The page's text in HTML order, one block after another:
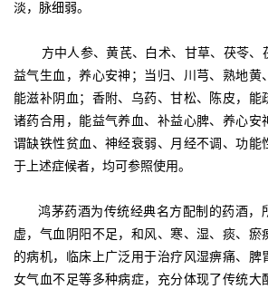
淡，脉细弱。
方中人参、黄芪、白术、甘草、茯苓、
益气生血，养心安神；当归、川芎、熟地黄
能滋补阴血；香附、乌药、甘松、陈皮，能
诸药合用，能益气养血、补益心脾、养心安
谓缺铁性贫血、神经衰弱、月经不调、功能
于上述症候者，均可参照使用。
鸿茅药酒为传统经典名方配制的药酒，
虚，气血阴阳不足，和风、寒、湿、痰、瘀
的病机，临床上广泛用于治疗风湿痹痛、脾
女气血不足等多种病症，充分体现了传统大